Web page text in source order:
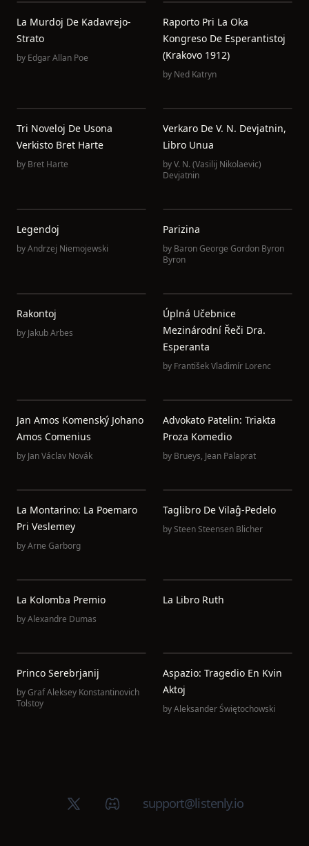
La Murdoj De Kadavrejo-
Strato
by Edgar Allan Poe
Raporto Pri La Oka
Kongreso De Esperantistoj
(Krakovo 1912)
by Ned Katryn
Tri Noveloj De Usona
Verkisto Bret Harte
by Bret Harte
Verkaro De V. N. Devjatnin,
Libro Unua
byV. N. (Vasilij Nikolaevic)
Devjatnin
Legendoj
byAndrzej Niemojewski
Parizina
by Baron George Gordon Byron
Byron
Rakontoj
by Jakub Arbes
Úplná Učebnice
Mezinárodní Řeči Dra.
Esperanta
by František Vladimír Lorenc
Jan Amos Komenský Johano
Amos Comenius
by Jan Václav Novák
Advokato Patelin: Triakta
Proza Komedio
by Brueys, Jean Palaprat
La Montarino: La Poemaro
Pri Veslemey
byArne Garborg
Taglibro De Vilaĝ-Pedelo
bySteen Steensen Blicher
La Kolomba Premio
byAlexandre Dumas
La Libro Ruth
Princo Serebrjanij
byGraf Aleksey Konstantinovich
Tolstoy
Aspazio: Tragedio En Kvin
Aktoj
byAleksander Świętochowski
X (Twitter)Discord groupsupport@listenly.io